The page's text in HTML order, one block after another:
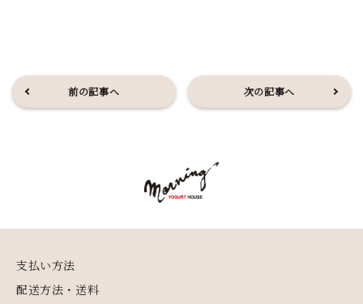
前の記事へ 次の記事へ
支払い方法
配送方法・送料